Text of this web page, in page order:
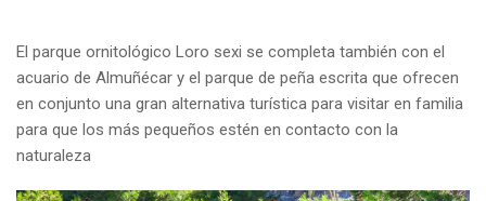
El parque ornitológico Loro sexi se completa también con el
acuario de Almuñécar y el parque de peña escrita que ofrecen
en conjunto una gran alternativa turística para visitar en familia
para que los más pequeños estén en contacto con la
naturaleza